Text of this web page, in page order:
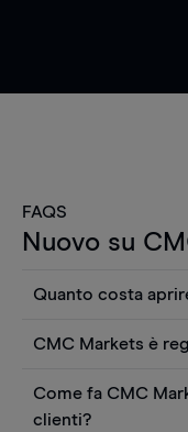
FAQS
Nuovo su
Quanto costa
Puoi anche
utilizzare
o rapporti
CMC Markets è
regolamentato
Come fa CMC
clienti?